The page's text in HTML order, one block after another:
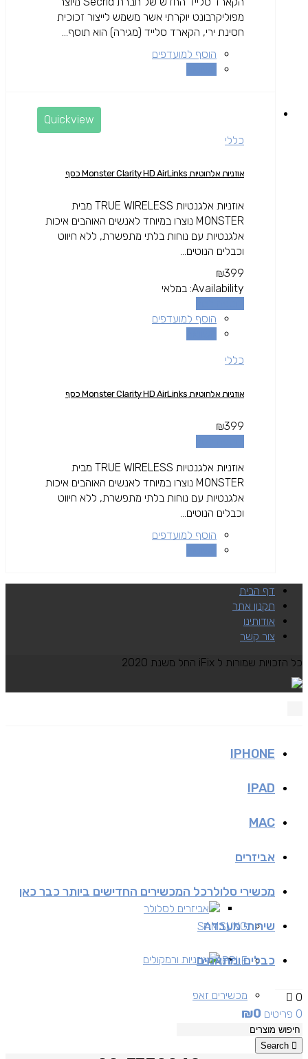
מפוליקרבונט יוקרתי אשר משמש לייצור זכוכית
חסינת ירי, הקארד סלייד (מגירה) הוא תוסף...
הוסף למועדפים
Quickview
כללי
אוזניות אלחוטיות Monster Clarity HD AirLinks כסף
אוזניות אלגנטיות TRUE WIRELESS מבית
MONSTER נוצרו במיוחד לאנשים האוהבים איכות
אלגנטיות עם נוחות בלתי מתפשרת, ללא חיווט
וכבלים הנוטים...
₪399
Availability: במלאי
הוסף למועדפים
כללי
אוזניות אלחוטיות Monster Clarity HD AirLinks כסף
₪399
אוזניות אלגנטיות TRUE WIRELESS מבית
MONSTER נוצרו במיוחד לאנשים האוהבים איכות
אלגנטיות עם נוחות בלתי מתפשרת, ללא חיווט
וכבלים הנוטים...
הוסף למועדפים
דף הבית
תקנון אתר
אודותינו
צור קשר
כל הזכויות שמורות ל iFix החל משנת 2020
IPHONE
IPAD
MAC
אביזרים
אביזרים לסלולר
אוזניות ורמקולים
מכשירי סלולרכל המכשירים החדישים ביותר כבר כאן
SAMSUNG
APPLE
מכשירים זאפ
שירותי מעבדה
כבלים ומתאמים
0
0 פריטים
₪0
Search